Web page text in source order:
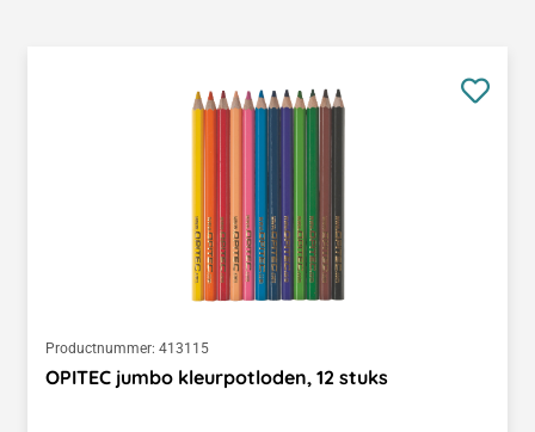
Productnummer: 413115
OPITEC jumbo kleurpotloden, 12 stuks